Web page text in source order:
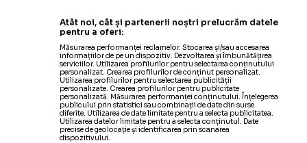
Atât noi, cât și partenerii noștri prelucrăm datele
pentru a oferi:
Măsurarea performanței reclamelor. Stocarea și/sau accesarea
informațiilor de pe un dispozitiv. Dezvoltarea și îmbunătățirea
serviciilor. Utilizarea profilurilor pentru selectarea conținutului
personalizat. Crearea profilurilor de conținut personalizat.
Utilizarea profilurilor pentru selectarea publicității
personalizate. Crearea profilurilor pentru publicitate
personalizată. Măsurarea performanței conținutului. Înțelegerea
publicului prin statistici sau combinații de date din surse
diferite. Utilizarea de date limitate pentru a selecta publicitatea.
Utilizarea datelor limitate pentru a selecta conținutul. Date
precise de geolocație și identificarea prin scanarea
dispozitivului.